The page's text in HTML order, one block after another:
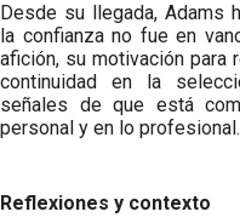
Desde su llegada, Adams
la confianza no fue en
afición, su motivación para
continuidad en la
señales de que está
personal y en lo profesional.
Reflexiones y contexto